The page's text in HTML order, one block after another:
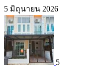
5 มิถุนายน 2026
5